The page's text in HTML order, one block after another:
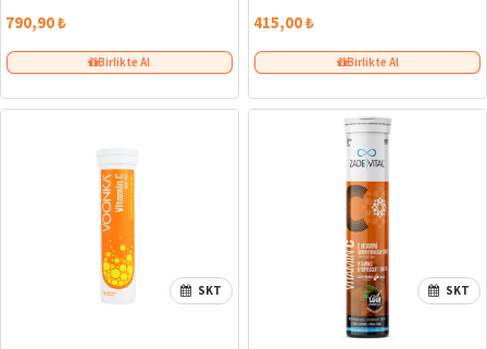
790,90 ₺
Birlikte Al
415,00 ₺
Birlikte Al
SKT SKT